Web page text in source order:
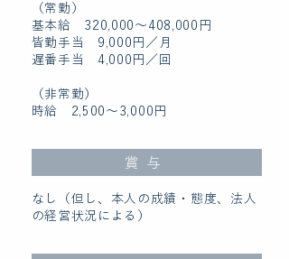
（常勤）
基本給 320,000〜408,000円
皆勤手当 9,000円／月
​遅番手当 4,000円／回
（非常勤）
時給 2,500〜3,000円
賞与
なし（但し、本人の成績・態度、法人
の経営状況による）